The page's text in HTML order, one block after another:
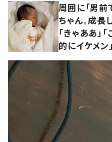
周囲に「男前
ちゃん。成
「きゃああ」
的にイケメン」